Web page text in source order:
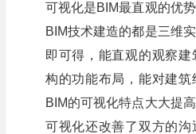
可视化是BIM最直观的优
BIM技术建造的都是三维
即可得，能直观的观察
构的功能布局，能对建筑
BIM的可视化特点大大提
可视化还改善了双方的